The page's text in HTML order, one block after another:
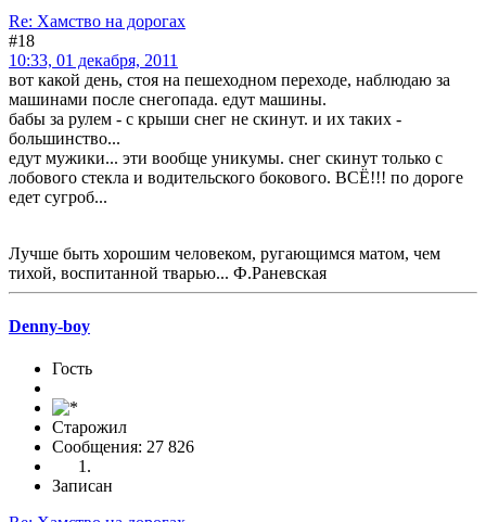
Re: Хамство на дорогах
#18
10:33, 01 декабря, 2011
вот какой день, стоя на пешеходном переходе, наблюдаю за
машинами после снегопада. едут машины.
бабы за рулем - с крыши снег не скинут. и их таких -
большинство...
едут мужики... эти вообще уникумы. снег скинут только с
лобового стекла и водительского бокового. ВСЁ!!! по дороге
едет сугроб...
Лучше быть хорошим человеком, ругающимся матом, чем
тихой, воспитанной тварью... Ф.Раневская
Denny-boy
Гость
Старожил
Сообщения: 27 826
Записан